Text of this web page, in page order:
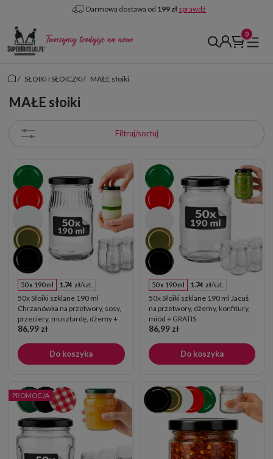
Darmowa dostawa od 199 zł sprawdź
/ SŁOIKI I SŁOICZKI/ MAŁE słoiki
MAŁE słoiki
Filtruj/sortuj
50 x 190 ml 1.74 zł/szt.
50x Słoiki szklane 190 ml
Chrzanówka na przetwory, sosy,
przeciery, musztardę, dżemy +
GRATIS
86,99 zł
Do koszyka
50 x 190 ml 1.74 zł/szt.
50x Słoiki szklane 190 ml Jacuś
na przetwory, dżemy, konfitury,
miód + GRATIS
86,99 zł
Do koszyka
PROMOCJA